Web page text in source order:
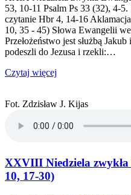
53, 10-11 Psalm Ps 33 (32), 4-
czytanie Hbr 4, 14-16
10, 35 - 45) Słowa Ewangelii
Przełożeństwo jest służbą
podeszli do Jezusa i rzekli:…
Czytaj więcej
Fot. Zdzisław J. Kijas
XXVIII Niedziela
10, 17-30)